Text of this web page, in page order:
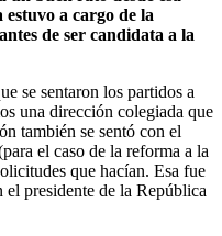
a cargo de la
de ser candidata a la
se sentaron los partidos a
una dirección colegiada que
también se sentó con el
el caso de la reforma a la
que hacían. Esa fue
presidente de la República